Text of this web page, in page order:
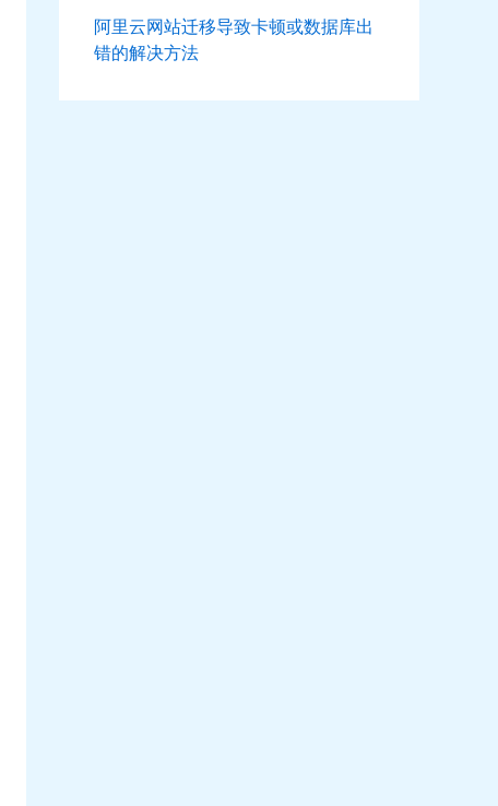
阿里云网站迁移导致卡顿或数据库出
错的解决方法